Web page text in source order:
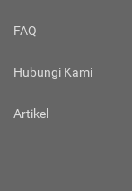
FAQ
Hubungi Kami
Artikel